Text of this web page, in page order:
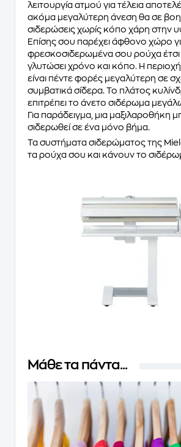
λειτουργία ατμού για τέλεια
ακόμα μεγαλύτερη άνεση θα σε
σιδερώσεις χωρίς κόπο χάρη στην
Επίσης σου παρέχει άφθονο χώρο
φρεσκοσιδερωμένα σου ρούχα
γλυτώσει χρόνο και κόπο. Η
είναι πέντε φορές μεγαλύτερη σε
συμβατικά σίδερα. Το πλάτος
επιτρέπει το άνετο σιδέρωμα
Για παράδειγμα, μια μαξιλαροθήκη
σιδερωθεί σε ένα μόνο βήμα.
Τα συστήματα σιδερώματος της
τα ρούχα σου και κάνουν το
Μάθε τα πάντα...